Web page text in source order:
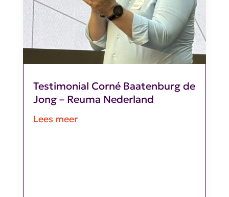
Testimonial Corné Baatenburg de
Jong – Reuma Nederland
Lees meer